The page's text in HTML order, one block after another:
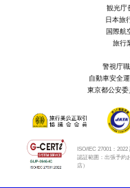
観光庁
日本旅
国際航
旅行
警視庁
自動車安全
東京都公安
ISO/IEC 27001：
認証範囲：出張予約
店）